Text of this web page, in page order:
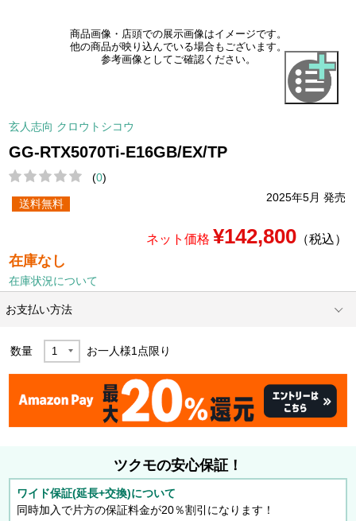
商品画像・店頭での展示画像はイメージです。
他の商品が映り込んでいる場合もございます。
参考画像としてご確認ください。
玄人志向 クロウトシコウ
GG-RTX5070Ti-E16GB/EX/TP
(0)
2025年5月 発売
送料無料
ネット価格 ¥142,800（税込）
在庫なし
在庫状況について
お支払い方法
数量 お一人様1点限り
ツクモの安心保証！
ワイド保証(延長+交換)について
同時加入で片方の保証料金が20％割引になります！